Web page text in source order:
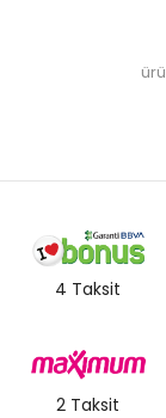
4 Taksit
2 Taksit